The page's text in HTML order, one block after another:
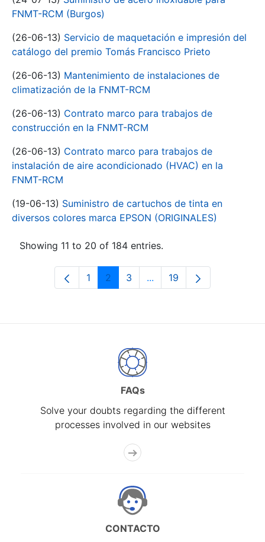
FNMT-RCM (Burgos)
(26-06-13) Servicio de maquetación e impresión del
catálogo del premio Tomás Francisco Prieto
(26-06-13) Mantenimiento de instalaciones de
climatización de la FNMT-RCM
(26-06-13) Contrato marco para trabajos de
construcción en la FNMT-RCM
(26-06-13) Contrato marco para trabajos de
instalación de aire acondicionado (HVAC) en la
FNMT-RCM
(19-06-13) Suministro de cartuchos de tinta en
diversos colores marca EPSON (ORIGINALES)
Showing 11 to 20 of 184 entries.
Page
1 Page
2 Page
3 ...Intermediate Pages Use
Page
19
FAQs
Solve your doubts regarding the different
processes involved in our websites
CONTACTO